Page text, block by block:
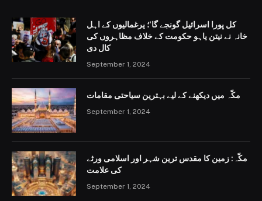
کل پورا اسرائیل گونجے گا‘؛ یرغمالیوں کے اہل
خانہ نے نیتن یاہو حکومت کے خلاف مظاہروں کی
کال دی
September 1, 2024
مکّہ میں دیکھنے کے لیے بہترین سیاحتی مقامات
September 1, 2024
مکّہ: زمین کا مقدس ترین شہر اور اسلامی ورثے
کی علامت
September 1, 2024